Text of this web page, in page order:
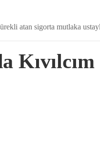
atan sigorta mutlaka
Kıvılcım